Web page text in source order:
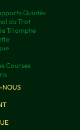
Quintés
du Trot
Triomphe
Courses
NOUS